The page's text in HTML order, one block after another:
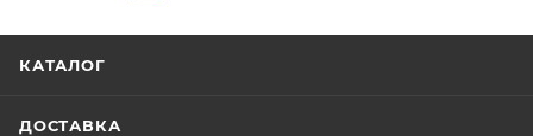
КАТАЛОГ
ДОСТАВКА